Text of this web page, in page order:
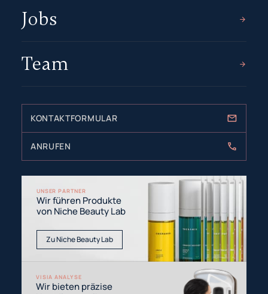
Jobs
Team
KONTAKTFORMULAR
ANRUFEN
UNSER PARTNER
Wir führen Produkte
von Niche Beauty Lab
Zu Niche Beauty Lab
VISIA ANALYSE
Wir bieten präzise